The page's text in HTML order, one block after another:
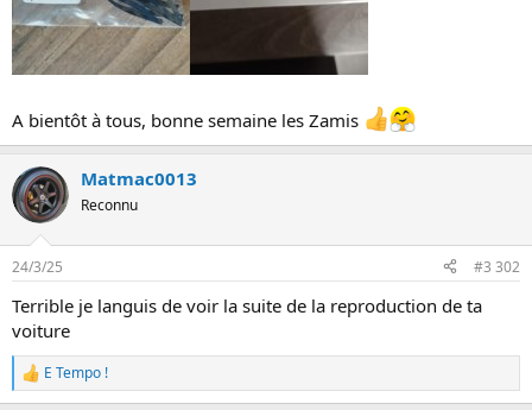
A bientôt à tous, bonne semaine les Zamis
Matmac0013
Reconnu
24/3/25 #3 302
Terrible je languis de voir la suite de la reproduction de ta
voiture
L
e
E Tempo !